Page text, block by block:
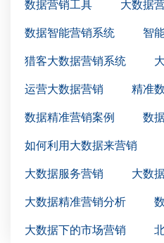
数据营销工具 大数据
数据智能营销系统 智
猎客大数据营销系统
运营大数据营销 精准
数据精准营销案例 数
如何利用大数据来营销
大数据服务营销 大数
大数据精准营销分析
大数据下的市场营销